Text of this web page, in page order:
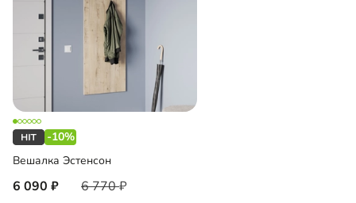
-10%
Вешалка Эстенсон
6 090 6 770